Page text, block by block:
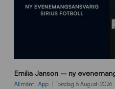
0
0
Emilia Janson – ny
Allmänt App Torsdag 6 Augusti 2026